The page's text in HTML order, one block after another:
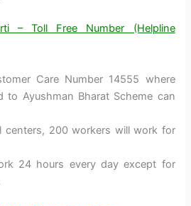
– Toll Free Number (Helpline
Care Number 14555 where
to Ayushman Bharat Scheme can
centers, 200 workers will work for
24 hours every day except for